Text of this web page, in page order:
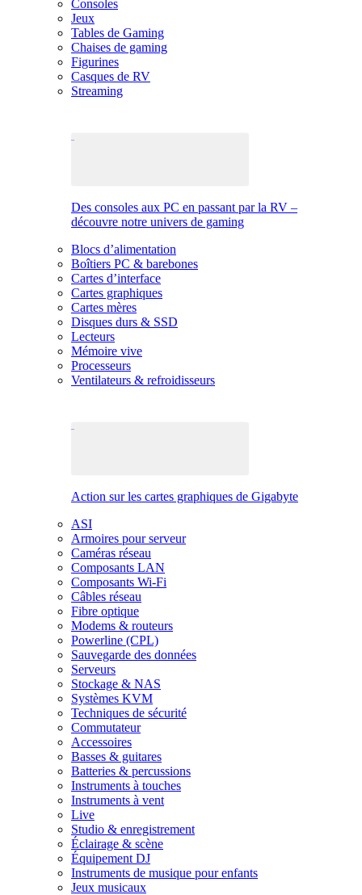
Consoles
Jeux
Tables de Gaming
Chaises de gaming
Figurines
Casques de RV
Streaming
Des consoles aux PC en passant par la RV –
découvre notre univers de gaming
Blocs d’alimentation
Boîtiers PC & barebones
Cartes d’interface
Cartes graphiques
Cartes mères
Disques durs & SSD
Lecteurs
Mémoire vive
Processeurs
Ventilateurs & refroidisseurs
Action sur les cartes graphiques de Gigabyte
ASI
Armoires pour serveur
Caméras réseau
Composants LAN
Composants Wi-Fi
Câbles réseau
Fibre optique
Modems & routeurs
Powerline (CPL)
Sauvegarde des données
Serveurs
Stockage & NAS
Systèmes KVM
Techniques de sécurité
Commutateur
Accessoires
Basses & guitares
Batteries & percussions
Instruments à touches
Instruments à vent
Live
Studio & enregistrement
Éclairage & scène
Équipement DJ
Instruments de musique pour enfants
Jeux musicaux